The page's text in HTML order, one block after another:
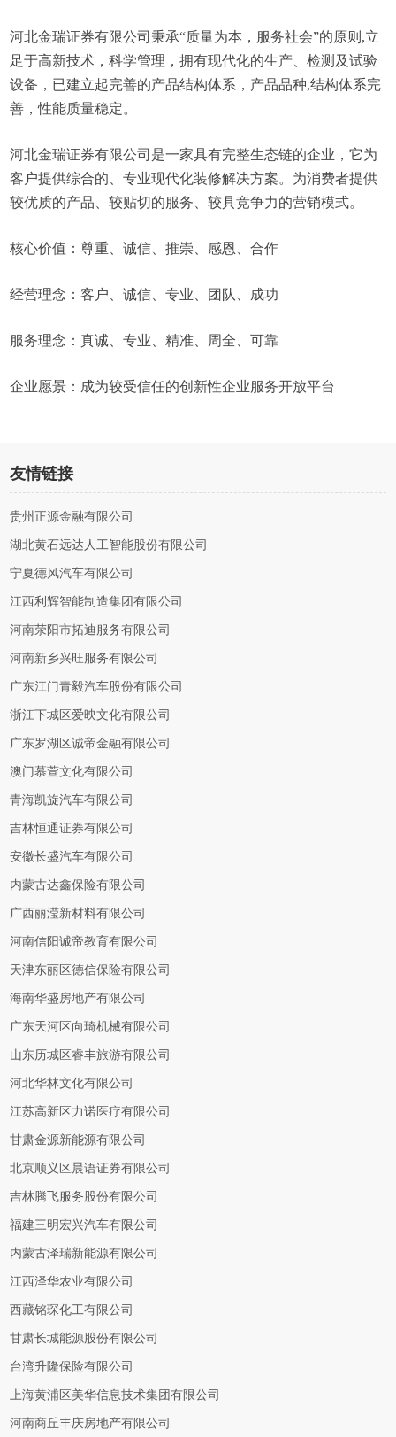
河北金瑞证券有限公司秉承“质量为本，服务社会”的原则,立
足于高新技术，科学管理，拥有现代化的生产、检测及试验
设备，已建立起完善的产品结构体系，产品品种,结构体系完
善，性能质量稳定。
河北金瑞证券有限公司是一家具有完整生态链的企业，它为
客户提供综合的、专业现代化装修解决方案。为消费者提供
较优质的产品、较贴切的服务、较具竞争力的营销模式。
核心价值：尊重、诚信、推崇、感恩、合作
经营理念：客户、诚信、专业、团队、成功
服务理念：真诚、专业、精准、周全、可靠
企业愿景：成为较受信任的创新性企业服务开放平台
友情链接
贵州正源金融有限公司
湖北黄石远达人工智能股份有限公司
宁夏德风汽车有限公司
江西利辉智能制造集团有限公司
河南荥阳市拓迪服务有限公司
河南新乡兴旺服务有限公司
广东江门青毅汽车股份有限公司
浙江下城区爱映文化有限公司
广东罗湖区诚帝金融有限公司
澳门慕萱文化有限公司
青海凯旋汽车有限公司
吉林恒通证券有限公司
安徽长盛汽车有限公司
内蒙古达鑫保险有限公司
广西丽滢新材料有限公司
河南信阳诚帝教育有限公司
天津东丽区德信保险有限公司
海南华盛房地产有限公司
广东天河区向琦机械有限公司
山东历城区睿丰旅游有限公司
河北华林文化有限公司
江苏高新区力诺医疗有限公司
甘肃金源新能源有限公司
北京顺义区晨语证券有限公司
吉林腾飞服务股份有限公司
福建三明宏兴汽车有限公司
内蒙古泽瑞新能源有限公司
江西泽华农业有限公司
西藏铭琛化工有限公司
甘肃长城能源股份有限公司
台湾升隆保险有限公司
上海黄浦区美华信息技术集团有限公司
河南商丘丰庆房地产有限公司